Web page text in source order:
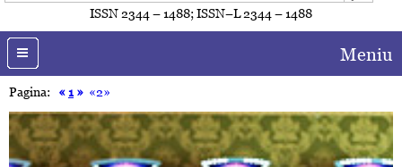
ISSN 2344 – 1488; ISSN–L 2344 – 1488
Meniu
Pagina: «1» «2»